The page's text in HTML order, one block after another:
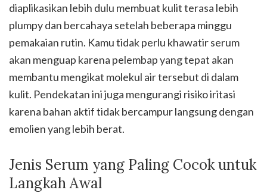
diaplikasikan lebih dulu membuat kulit terasa lebih
plumpy dan bercahaya setelah beberapa minggu
pemakaian rutin. Kamu tidak perlu khawatir serum
akan menguap karena pelembap yang tepat akan
membantu mengikat molekul air tersebut di dalam
kulit. Pendekatan ini juga mengurangi risiko iritasi
karena bahan aktif tidak bercampur langsung dengan
emolien yang lebih berat.
Jenis Serum yang Paling Cocok untuk
Langkah Awal